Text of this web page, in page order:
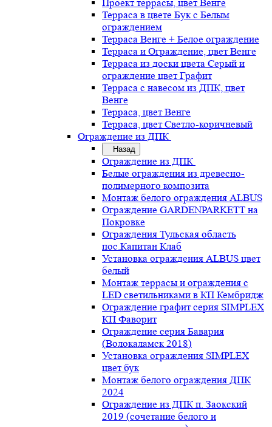
Проект террасы, цвет Венге
Терраса в цвете Бук с Белым
ограждением
Терраса Венге + Белое ограждение
Терраса и Ограждение, цвет Венге
Терраса из доски цвета Серый и
ограждение цвет Графит
Терраса с навесом из ДПК, цвет
Венге
Терраса, цвет Венге
Терраса, цвет Светло-коричневый
Ограждение из ДПК
Назад
Ограждение из ДПК
Белые ограждения из древесно-
полимерного композита
Монтаж белого ограждения ALBUS
Ограждение GARDENPARKETT на
Покровке
Ограждения Тульская область
пос.Капитан Клаб
Установка ограждения ALBUS цвет
белый
Монтаж террасы и ограждения с
LED светильниками в КП Кембридж
Ограждение графит серия SIMPLEX
КП Фаворит
Ограждение серия Бавария
(Волокаламск 2018)
Установка ограждения SIMPLEX
цвет бук
Монтаж белого ограждения ДПК
2024
Ограждение из ДПК п. Заокский
2019 (сочетание белого и